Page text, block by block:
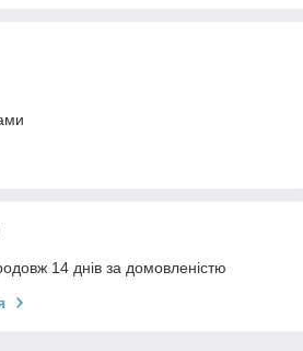
14 днів за домовленістю